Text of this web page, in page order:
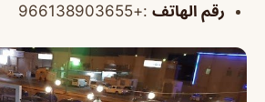
رقم الهاتف :+966138903655